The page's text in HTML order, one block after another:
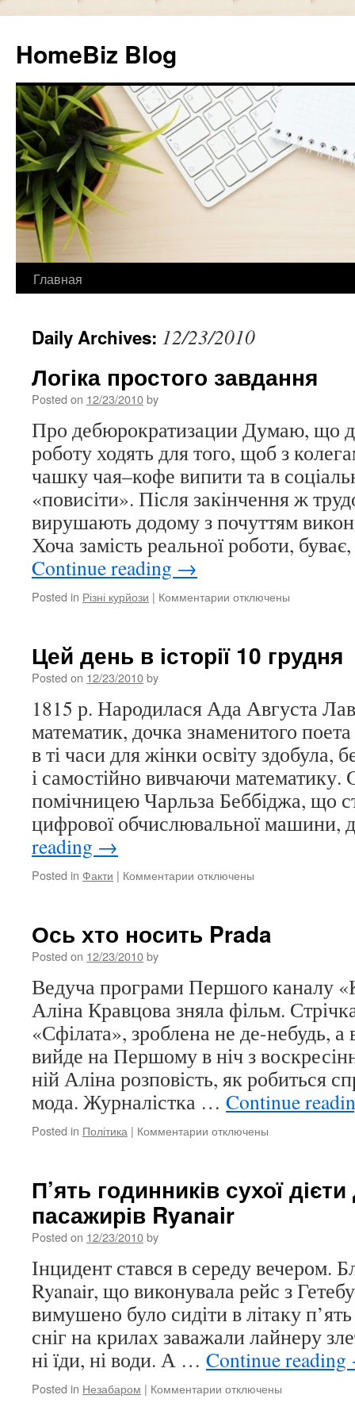
HomeBiz Blog
Skip
content
Главная
Daily Archives: 12/23/2010
Логіка простого завдання
Posted on 12/23/2010by
Про дебюрократизации Думаю, що
роботу ходять для того, щоб з
чашку чая–кофе випити та в
«повисіти». Після закінчення ж
вирушають додому з почуттям
Хоча замість реальної роботи,
Continue reading →
Posted in Різні курйози | Комментарии к
завдання
отключены
Цей день в історії 10 грудня
Posted on 12/23/2010by
1815 р. Народилася Ада Августа
математик, дочка знаменитого
в ті часи для жінки освіту здобула,
і самостійно вивчаючи математику.
помічницею Чарльза Беббіджа, що
цифрової обчислювальної машини,
reading →
Posted in Факти | Комментарии к
день
в
грудня
отключены
Ось хто носить Prada
Posted on 12/23/2010by
Ведуча програми Першого каналу
Аліна Кравцова зняла фільм.
«Сфілата», зроблена не де-небудь,
вийде на Першому в ніч з
ній Аліна розповість, як робиться
мода. Журналістка … Continue
Posted in Політика | Комментарии к
носить
Prada
отключены
П’ять годинників сухої
пасажирів Ryanair
Posted on 12/23/2010by
Інцидент стався в середу вечером.
Ryanair, що виконувала рейс з
вимушено було сидіти в літаку
сніг на крилах заважали лайнеру
ні їди, ні води. А … Continue reading
Posted in Незабаром | Комментарии котключены